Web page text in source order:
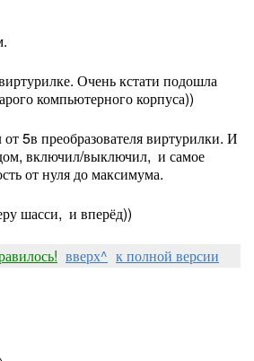
Очень кстати подошла
компьютерного корпуса))
5в преобразователя виртурилки. И
включил/выключил, и самое
от нуля до максимума.
шасси, и вперёд))
вверх^ к полной версии